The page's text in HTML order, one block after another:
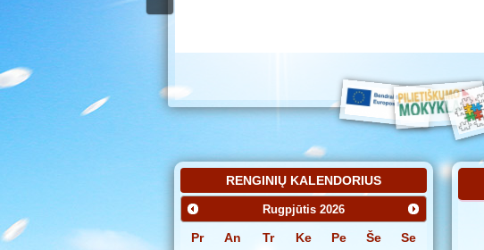
RENGINIŲ KALENDORIUS
Rugpjūtis 2026
Pr An Tr Ke Pe Še
Se